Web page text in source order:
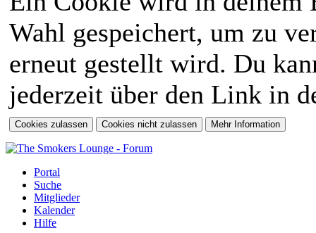
Wahl gespeichert, um zu
erneut gestellt wird. Du
jederzeit über den Link in
Portal
Suche
Mitglieder
Kalender
Hilfe